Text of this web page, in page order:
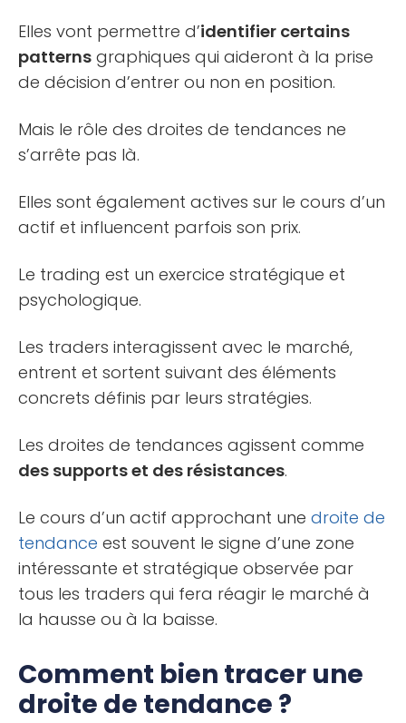
Elles vont permettre d’identifier certains
patterns graphiques qui aideront à la prise
de décision d’entrer ou non en position.
Mais le rôle des droites de tendances ne
s’arrête pas là.
Elles sont également actives sur le cours d’un
actif et influencent parfois son prix.
Le trading est un exercice stratégique et
psychologique.
Les traders interagissent avec le marché,
entrent et sortent suivant des éléments
concrets définis par leurs stratégies.
Les droites de tendances agissent comme
des supports et des résistances.
Le cours d’un actif approchant une droite de
tendance est souvent le signe d’une zone
intéressante et stratégique observée par
tous les traders qui fera réagir le marché à
la hausse ou à la baisse.
Comment bien tracer une
droite de tendance ?